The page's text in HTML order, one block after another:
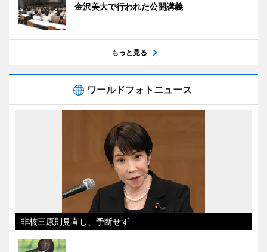
金沢美大で行われた公開講義
もっと見る
ワールドフォトニュース
非核三原則見直し、予断せず